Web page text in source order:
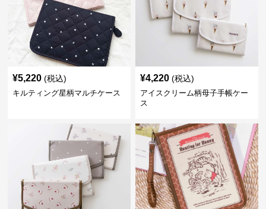
¥5,220 (税込)
キルティング星柄マルチケース
¥4,220 (税込)
アイスクリーム柄母子手帳ケー
ス